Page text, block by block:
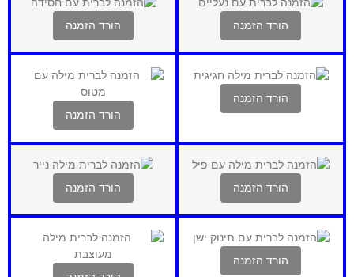
הורד הזמנה הורד הזמנה
הורד הזמנה
הורד הזמנה
הורד הזמנה הורד הזמנה
הורד הזמנה